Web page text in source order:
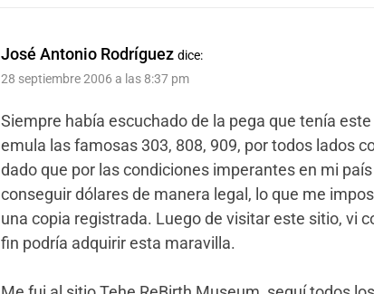
José Antonio Rodríguez dice:
28 septiembre 2006 a las 8:37 pm
Siempre había escuchado de la pega que tenía
emula las famosas 303, 808, 909, por todos lados
dado que por las condiciones imperantes en mi
conseguir dólares de manera legal, lo que me
una copia registrada. Luego de visitar este sitio, vi
fin podría adquirir esta maravilla.